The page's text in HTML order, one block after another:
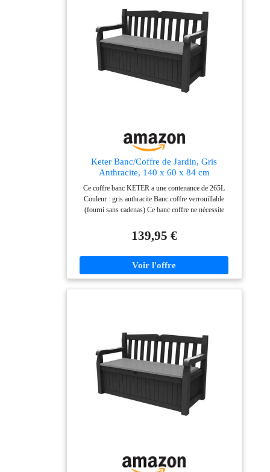
Keter Banc/Coffre de Jardin, Gris
Anthracite, 140 x 60 x 84 cm
Ce coffre banc KETER a une contenance de 265L
Couleur : gris anthracite Banc coffre verrouillable
(fourni sans cadenas) Ce banc coffre ne nécessite
aéré), n'absorbe pas les odeurs et traité anti-ultraviolets
Assemblage facile, sans outils Garantie de 2 ans
maximum pour le coffre : 35 kg Dimensions
intérieures (LxPxH) : 128 x 50 x 38 cm Utilisation
139,95 €